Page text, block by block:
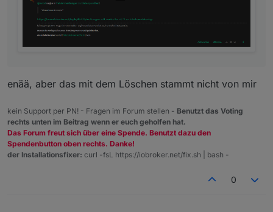
enää, aber das mit dem Löschen stammt nicht von mir
kein Support per PN! - Fragen im Forum stellen - Benutzt das Voting
rechts unten im Beitrag wenn er euch geholfen hat.
Das Forum freut sich über eine Spende. Benutzt dazu den
Spendenbutton oben rechts. Danke!
der Installationsfixer: curl -fsL https://iobroker.net/fix.sh | bash -
0